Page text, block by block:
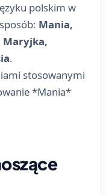
polskim w
Mania,
Maryjka,
.
stosowanymi
*Mania*